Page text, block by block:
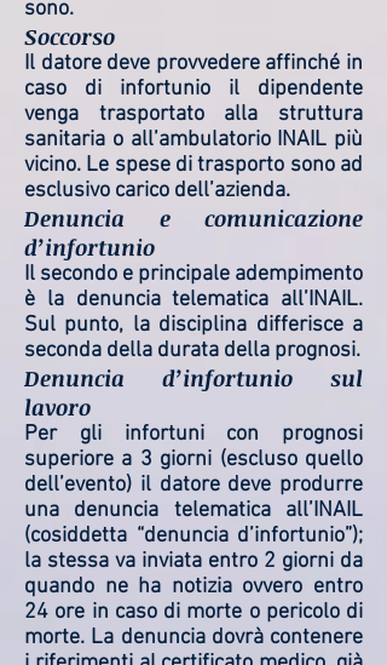
sono.
Soccorso
Il datore deve provvedere affinché in
caso di infortunio il dipendente
venga trasportato alla struttura
sanitaria o all’ambulatorio INAIL più
vicino. Le spese di trasporto sono ad
esclusivo carico dell’azienda.
Denuncia e comunicazione
d’infortunio
Il secondo e principale adempimento
è la denuncia telematica all’INAIL.
Sul punto, la disciplina differisce a
seconda della durata della prognosi.
Denuncia d’infortunio sul
lavoro
Per gli infortuni con prognosi
superiore a 3 giorni (escluso quello
dell’evento) il datore deve produrre
una denuncia telematica all’INAIL
(cosiddetta “denuncia d’infortunio”);
la stessa va inviata entro 2 giorni da
quando ne ha notizia ovvero entro
24 ore in caso di morte o pericolo di
morte. La denuncia dovrà contenere